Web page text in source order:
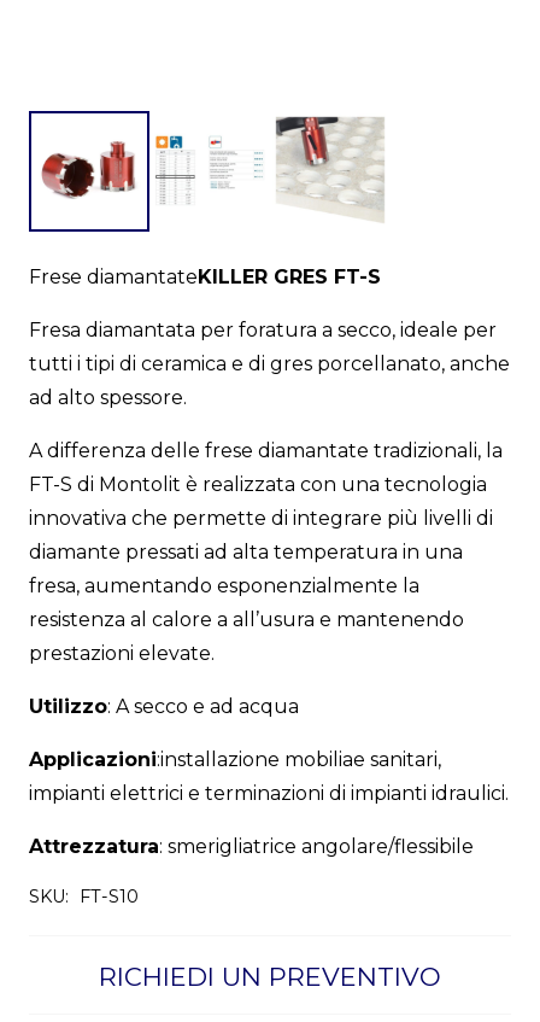
Frese diamantate KILLER GRES FT-S
Fresa diamantata per foratura a secco, ideale per
tutti i tipi di ceramica e di gres porcellanato, anche
ad alto spessore.
A differenza delle frese diamantate tradizionali, la
FT-S di Montolit è realizzata con una tecnologia
innovativa che permette di integrare più livelli di
diamante pressati ad alta temperatura in una
fresa, aumentando esponenzialmente la
resistenza al calore a all’usura e mantenendo
prestazioni elevate.
Utilizzo: A secco e ad acqua
Applicazioni:installazione mobiliae sanitari,
impianti elettrici e terminazioni di impianti idraulici.
Attrezzatura: smerigliatrice angolare/flessibile
SKU: FT-S10
RICHIEDI UN PREVENTIVO